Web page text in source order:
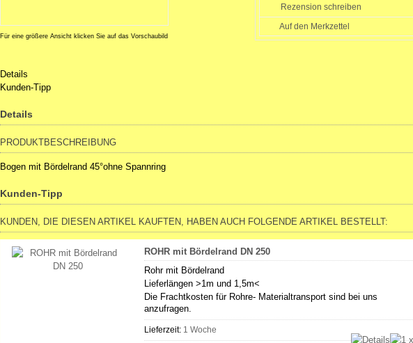
Für eine größere Ansicht klicken Sie auf das Vorschaubild
Rezension schreiben
Details
Kunden-Tipp
Details
PRODUKTBESCHREIBUNG
Bogen mit Bördelrand 45°ohne Spannring
Kunden-Tipp
KUNDEN, DIE DIESEN ARTIKEL KAUFTEN, HABEN AUCH FOLGENDE ARTIKEL BESTELLT:
ROHR mit Bördelrand DN 250
Rohr mit Bördelrand
Lieferlängen >1m und 1,5m<
Die Frachtkosten für Rohre- Materialtransport sind bei uns
anzufragen.
Lieferzeit: 1 Woche